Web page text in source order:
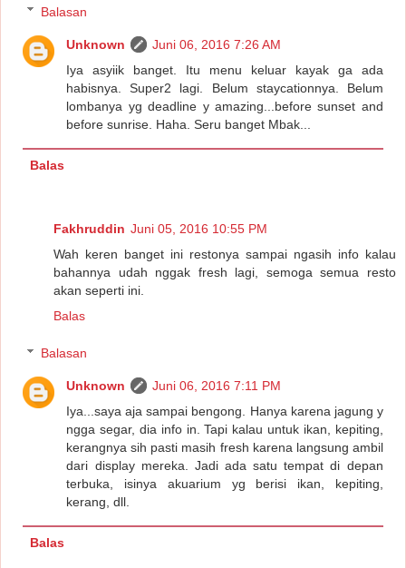
Balasan
Unknown
Juni 06, 2016 7:26 AM
Iya asyiik banget. Itu menu keluar kayak ga ada
habisnya. Super2 lagi. Belum staycationnya. Belum
lombanya yg deadline y amazing...before sunset and
before sunrise. Haha. Seru banget Mbak...
Balas
Fakhruddin Juni 05, 2016 10:55 PM
Wah keren banget ini restonya sampai ngasih info kalau
bahannya udah nggak fresh lagi, semoga semua resto
akan seperti ini.
Balas
Balasan
Unknown
Juni 06, 2016 7:11 PM
Iya...saya aja sampai bengong. Hanya karena jagung y
ngga segar, dia info in. Tapi kalau untuk ikan, kepiting,
kerangnya sih pasti masih fresh karena langsung ambil
dari display mereka. Jadi ada satu tempat di depan
terbuka, isinya akuarium yg berisi ikan, kepiting,
kerang, dll.
Balas